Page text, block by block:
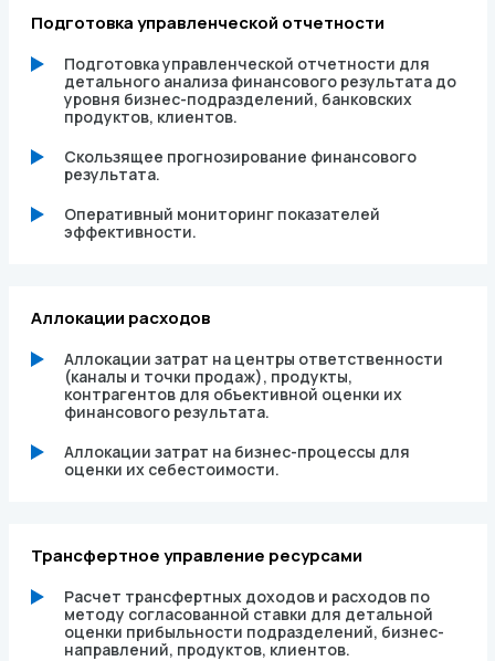
Подготовка управленческой отчетности
Подготовка управленческой отчетности для
детального анализа финансового результата до
уровня бизнес-подразделений, банковских
продуктов, клиентов.
Скользящее прогнозирование финансового
результата.
Оперативный мониторинг показателей
эффективности.
Аллокации расходов
Аллокации затрат на центры ответственности
(каналы и точки продаж), продукты,
контрагентов для объективной оценки их
финансового результата.
Аллокации затрат на бизнес-процессы для
оценки их себестоимости.
Трансфертное управление ресурсами
Расчет трансфертных доходов и расходов по
методу согласованной ставки для детальной
оценки прибыльности подразделений, бизнес-
направлений, продуктов, клиентов.